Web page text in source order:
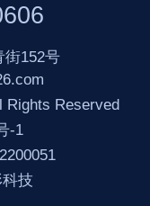
街152号
Reserved
-1
技